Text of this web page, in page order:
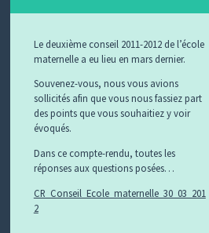
Le deuxième conseil 2011-2012 de l’école
maternelle a eu lieu en mars dernier.
Souvenez-vous, nous vous avions
sollicités afin que vous nous fassiez part
des points que vous souhaitiez y voir
évoqués.
Dans ce compte-rendu, toutes les
réponses aux questions posées…
CR_Conseil_Ecole_maternelle_30_03_201
2